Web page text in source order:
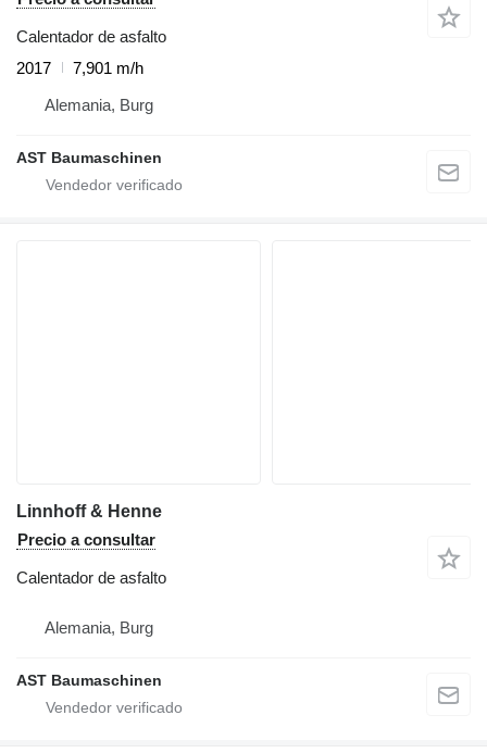
Calentador de asfalto
2017
7,901 m/h
Alemania, Burg
AST Baumaschinen
Linnhoff & Henne
Precio a consultar
Calentador de asfalto
Alemania, Burg
AST Baumaschinen